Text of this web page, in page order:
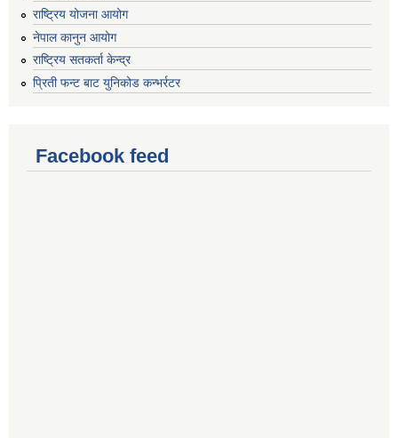
राष्ट्रिय योजना आयोग
नेपाल कानुन आयोग
राष्ट्रिय सतकर्ता केन्द्र
प्रिती फन्ट बाट युनिकोड कन्भर्रटर
Facebook feed